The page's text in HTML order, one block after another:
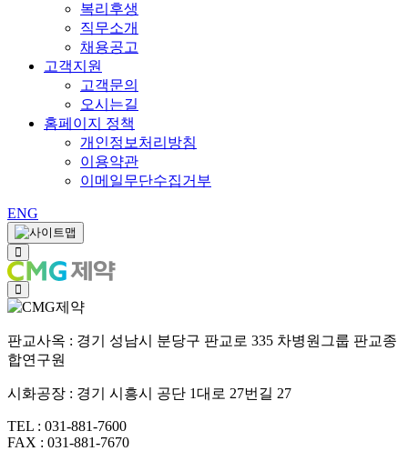
복리후생
직무소개
채용공고
고객지원
고객문의
오시는길
홈페이지 정책
개인정보처리방침
이용약관
이메일무단수집거부
ENG
판교사옥 : 경기 성남시 분당구 판교로 335 차병원그룹 판교종
합연구원
시화공장 : 경기 시흥시 공단 1대로 27번길 27
TEL : 031-881-7600
FAX : 031-881-7670